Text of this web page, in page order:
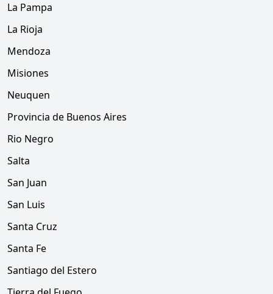
La Pampa
La Rioja
Mendoza
Misiones
Neuquen
Provincia de Buenos Aires
Rio Negro
Salta
San Juan
San Luis
Santa Cruz
Santa Fe
Santiago del Estero